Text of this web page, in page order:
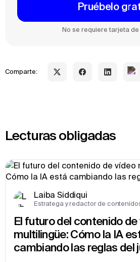
Pruébelo
No se requiere tarjeta
Comparte:
Lecturas obligadas
Laiba Siddiqui
Estratega y redactor de
El futuro del contenido de
multilingüe: Cómo la IA
cambiando las reglas del